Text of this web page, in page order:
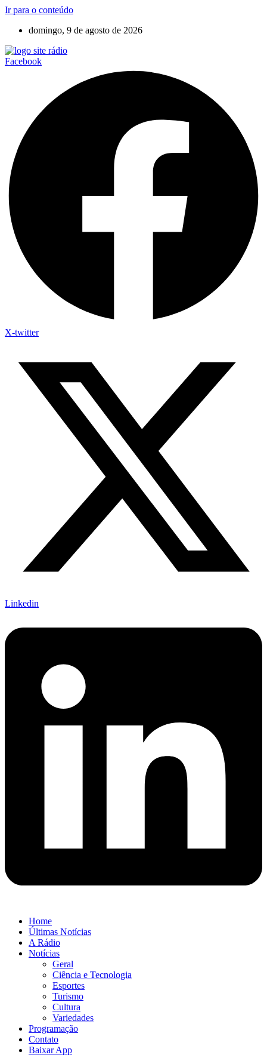
Ir para o conteúdo
domingo, 9 de agosto de 2026
Facebook
X-twitter
Linkedin
Home
Últimas Notícias
A Rádio
Notícias
Geral
Ciência e Tecnologia
Esportes
Turismo
Cultura
Variedades
Programação
Contato
Baixar App